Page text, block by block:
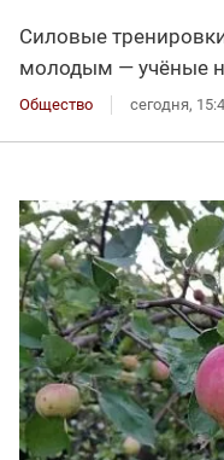
Силовые
молодым — учёные
Общество сегодня,